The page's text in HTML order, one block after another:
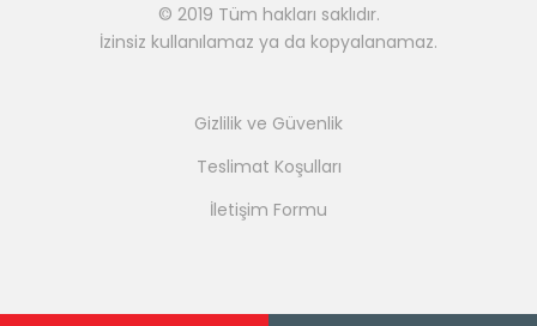
© 2019 Tüm hakları saklıdır.
İzinsiz kullanılamaz ya da kopyalanamaz.
Gizlilik ve Güvenlik
Teslimat Koşulları
İletişim Formu